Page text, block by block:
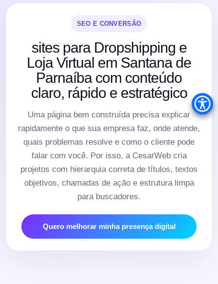
SEO E CONVERSÃO
sites para Dropshipping e
Loja Virtual em Santana de
Parnaíba com conteúdo
claro, rápido e estratégico
Uma página bem construída precisa explicar
rapidamente o que sua empresa faz, onde atende,
quais problemas resolve e como o cliente pode
falar com você. Por isso, a CesarWeb cria
projetos com hierarquia correta de títulos, textos
objetivos, chamadas de ação e estrutura limpa
para buscadores.
Quero melhorar minha presença digital